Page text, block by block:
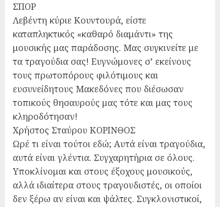
ΣΠΟΡ
Λεβέντη κύριε Κουντουρά, είστε
καταπληκτικός «καθαρό διαμάντι» της
μουσικής μας παράδοσης. Μας συγκινείτε με
τα τραγούδια σας! Ευγνώμονες σ’ εκείνους
τους πρωτοπόρους φιλότιμους και
ευσυνείδητους Μακεδόνες που διέσωσαν
τοπικούς θησαυρούς μας τότε και μας τους
κληροδότησαν!
Χρήστος Σταύρου ΚΟΡΙΝΘΟΣ
Ωρέ τι είναι τούτοι εδώ; Αυτά είναι τραγούδια,
αυτά είναι γλέντια. Συγχαρητήρια σε όλους.
Υποκλίνομαι και στους έξοχους μουσικούς,
αλλά ιδιαίτερα στους τραγουδιστές, οι οποίοι
δεν ξέρω αν είναι και ψάλτες. Συγκλονιστικοί,